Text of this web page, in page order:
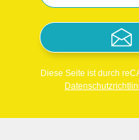
Diese Seite ist durch